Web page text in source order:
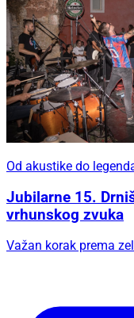
Od akustike do
Jubilarne 15.
vrhunskog zvuka
Važan korak prema